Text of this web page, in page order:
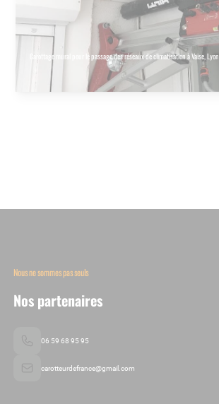
Carottage mural pour le passage des réseaux de climatisation à Vaise, Lyon
Nous ne sommes pas seuls
Nos partenaires
06 59 68 95 95
carotteurdefrance@gmail.com